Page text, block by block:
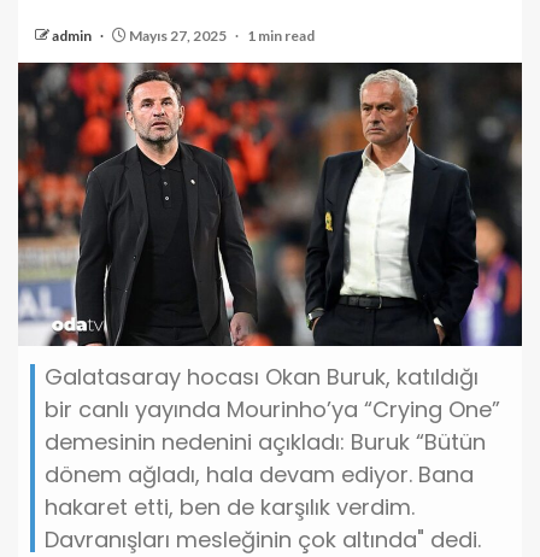
admin Mayıs 27, 2025 1 min read
Galatasaray hocası Okan Buruk, katıldığı
bir canlı yayında Mourinho’ya “Crying One”
demesinin nedenini açıkladı: Buruk “Bütün
dönem ağladı, hala devam ediyor. Bana
hakaret etti, ben de karşılık verdim.
Davranışları mesleğinin çok altında" dedi.